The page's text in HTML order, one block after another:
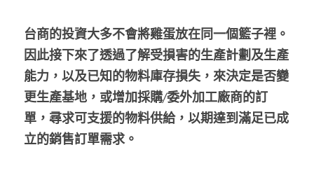
台商的投資大多不會將雞蛋放在同一個籃子裡。
因此接下來了透過了解受損害的生產計劃及生產
能力，以及已知的物料庫存損失，來決定是否變
更生產基地，或增加採購/委外加工廠商的訂
單，尋求可支援的物料供給，以期達到滿足已成
立的銷售訂單需求。